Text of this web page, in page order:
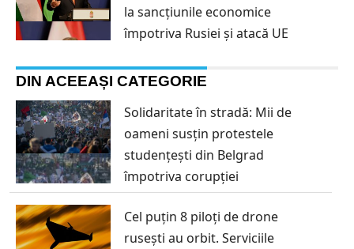
la sancțiunile economice
împotriva Rusiei și atacă UE
DIN ACEEAȘI CATEGORIE
Solidaritate în stradă: Mii de
oameni susțin protestele
studențești din Belgrad
împotriva corupției
Cel puțin 8 piloți de drone
rusești au orbit. Serviciile